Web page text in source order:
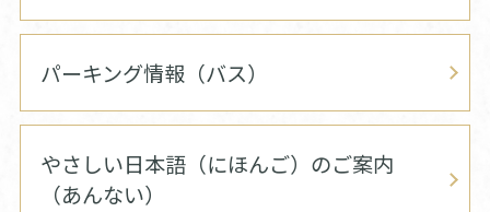
パーキング情報（バス）
やさしい日本語（にほんご）のご案内
（あんない）